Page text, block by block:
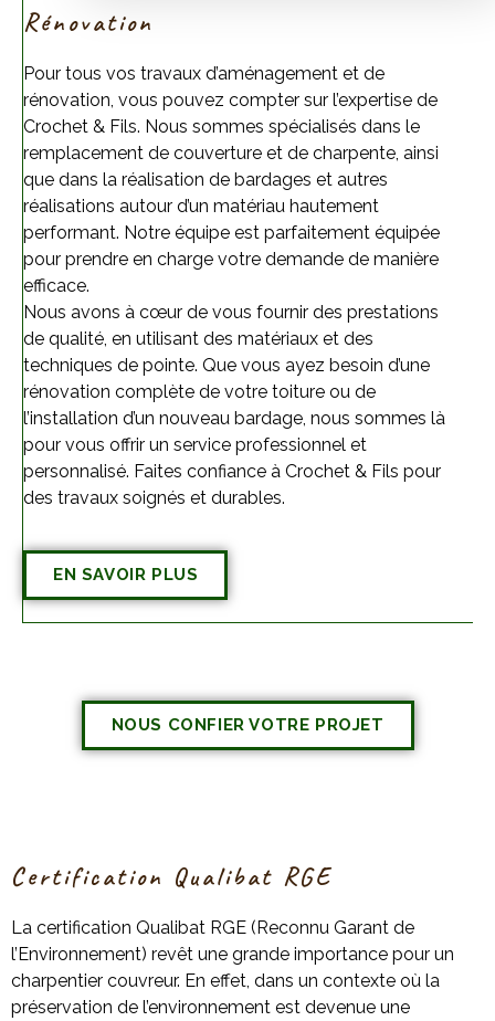
Rénovation
Pour tous vos travaux d’aménagement et de
rénovation, vous pouvez compter sur l’expertise de
Crochet & Fils. Nous sommes spécialisés dans le
remplacement de couverture et de charpente, ainsi
que dans la réalisation de bardages et autres
réalisations autour d’un matériau hautement
performant. Notre équipe est parfaitement équipée
pour prendre en charge votre demande de manière
efficace.
Nous avons à cœur de vous fournir des prestations
de qualité, en utilisant des matériaux et des
techniques de pointe. Que vous ayez besoin d’une
rénovation complète de votre toiture ou de
l’installation d’un nouveau bardage, nous sommes là
pour vous offrir un service professionnel et
personnalisé. Faites confiance à Crochet & Fils pour
des travaux soignés et durables.
EN SAVOIR PLUS
NOUS CONFIER VOTRE PROJET
Certification Qualibat RGE
La certification Qualibat RGE (Reconnu Garant de
l’Environnement) revêt une grande importance pour un
charpentier couvreur. En effet, dans un contexte où la
préservation de l’environnement est devenue une